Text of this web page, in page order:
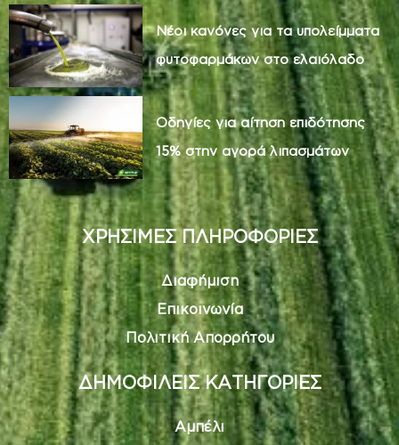
Νέοι κανόνες για τα υπολείμματα
φυτοφαρμάκων στο ελαιόλαδο
Οδηγίες για αίτηση επιδότησης
15% στην αγορά λιπασμάτων
ΧΡΗΣΙΜΕΣ ΠΛΗΡΟΦΟΡΙΕΣ
Διαφήμιση
Επικοινωνία
Πολιτική Απορρήτου
ΔΗΜΟΦΙΛΕΙΣ ΚΑΤΗΓΟΡΙΕΣ
Αμπέλι